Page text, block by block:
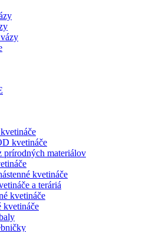
kvetináče
prírodných materiálov
kvetináče
a teráriá
kvetináče
kvetináče